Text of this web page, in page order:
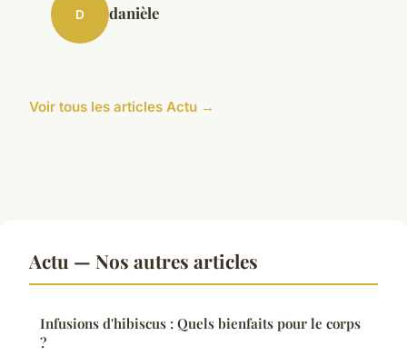
D danièle
Voir tous les articles Actu →
Actu — Nos autres articles
Infusions d'hibiscus : Quels bienfaits pour le corps
?